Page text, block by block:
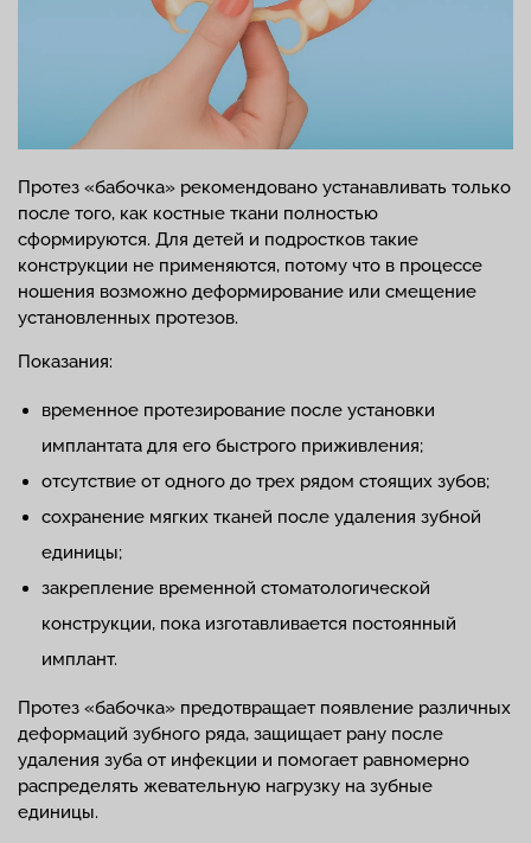
Протез «бабочка» рекомендовано устанавливать только
после того, как костные ткани полностью
сформируются. Для детей и подростков такие
конструкции не применяются, потому что в процессе
ношения возможно деформирование или смещение
установленных протезов.
Показания:
временное протезирование после установки
имплантата для его быстрого приживления;
отсутствие от одного до трех рядом стоящих зубов;
сохранение мягких тканей после удаления зубной
единицы;
закрепление временной стоматологической
конструкции, пока изготавливается постоянный
имплант.
Протез «бабочка» предотвращает появление различных
деформаций зубного ряда, защищает рану после
удаления зуба от инфекции и помогает равномерно
распределять жевательную нагрузку на зубные
единицы.